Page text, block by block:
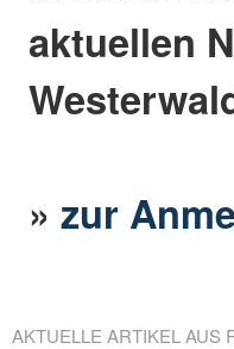
aktuellen
»zur
AKTUELLE ARTIKEL AUS